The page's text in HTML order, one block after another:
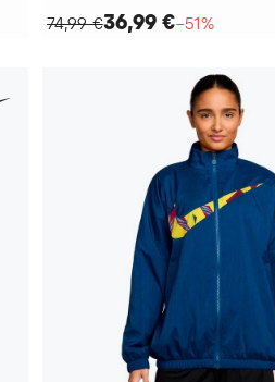
74,99 €36,99 €−51%